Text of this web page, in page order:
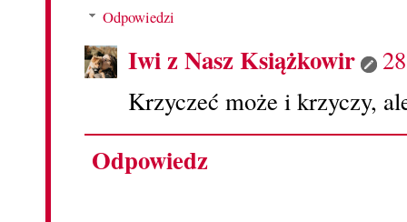
Odpowiedzi
Iwi z Nasz Książkowir
Krzyczeć może i krzyczy,
Odpowiedz